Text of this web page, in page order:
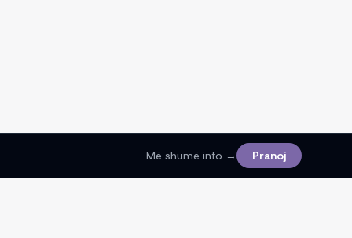
Më shumë info → Pranoj